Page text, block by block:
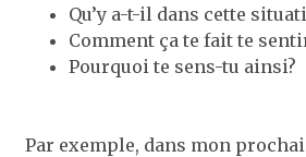
Qu’y a-t-il dans cette
Comment ça te fait te
Pourquoi te sens-tu ainsi?
Par exemple, dans mon